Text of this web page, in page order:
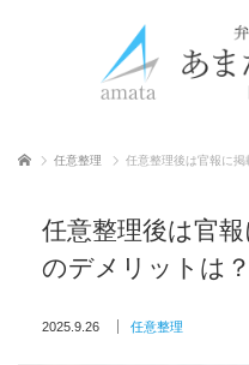
ホーム 任意整理 任意整理後は官報に掲
任意整理後は官
のデメリットは？
2025.9.26 任意整理